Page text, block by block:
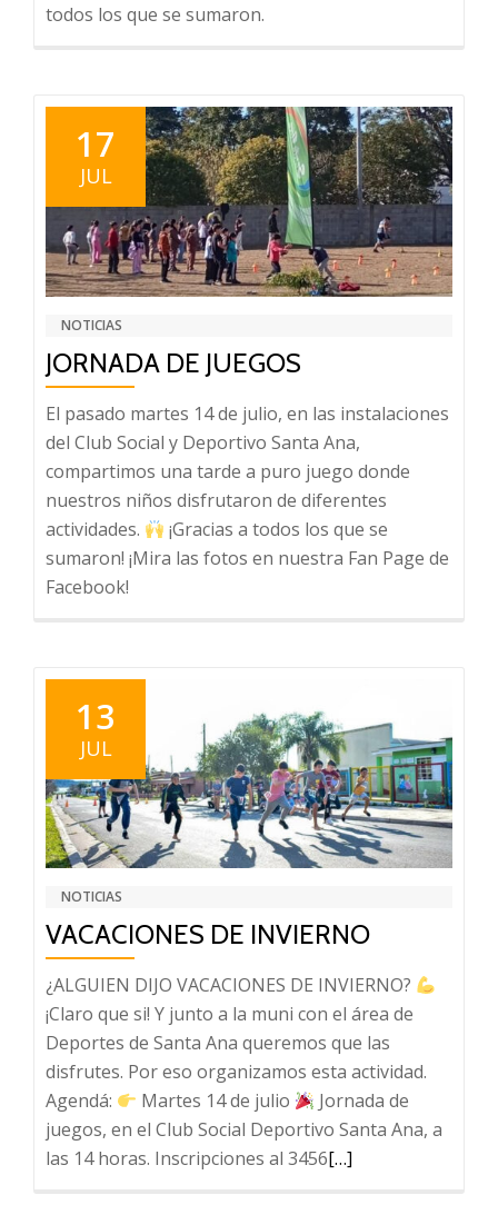
todos los que se sumaron.
17
JUL
NOTICIAS
JORNADA DE JUEGOS
El pasado martes 14 de julio, en las instalaciones
del Club Social y Deportivo Santa Ana,
compartimos una tarde a puro juego donde
nuestros niños disfrutaron de diferentes
actividades.
¡Gracias a todos los que se
sumaron! ¡Mira las fotos en nuestra Fan Page de
Facebook!
13
JUL
NOTICIAS
VACACIONES DE INVIERNO
¿ALGUIEN DIJO VACACIONES DE INVIERNO?
¡Claro que si! Y junto a la muni con el área de
Deportes de Santa Ana queremos que las
disfrutes. Por eso organizamos esta actividad.
Agendá:
Martes 14 de julio
Jornada de
juegos, en el Club Social Deportivo Santa Ana, a
las 14 horas. Inscripciones al 3456Leer
[…]